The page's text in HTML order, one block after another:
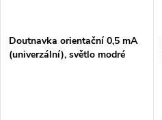
Doutnavka orientační 0,5 mA
(univerzální), světlo modré